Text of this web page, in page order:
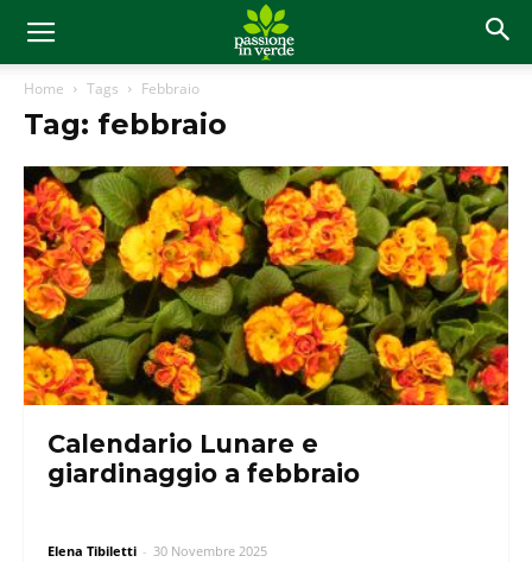
Home Tags Febbraio
Tag: febbraio
Calendario Lunare e
giardinaggio a febbraio
Elena Tibiletti - 30 Novembre 2025